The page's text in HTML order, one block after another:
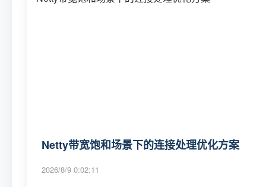
Netty带宽饱和场景下的连接处理优化方案
2026/8/9 0:02:11